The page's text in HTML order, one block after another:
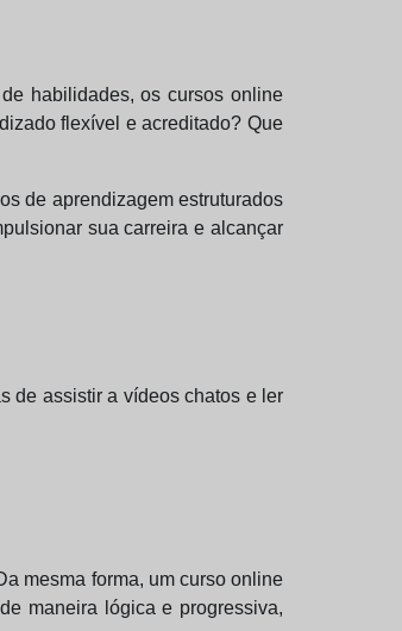
habilidades, os cursos online
flexível e acreditado? Que
de aprendizagem estruturados
sua carreira e alcançar
de assistir a vídeos chatos e ler
mesma forma, um curso online
maneira lógica e progressiva,